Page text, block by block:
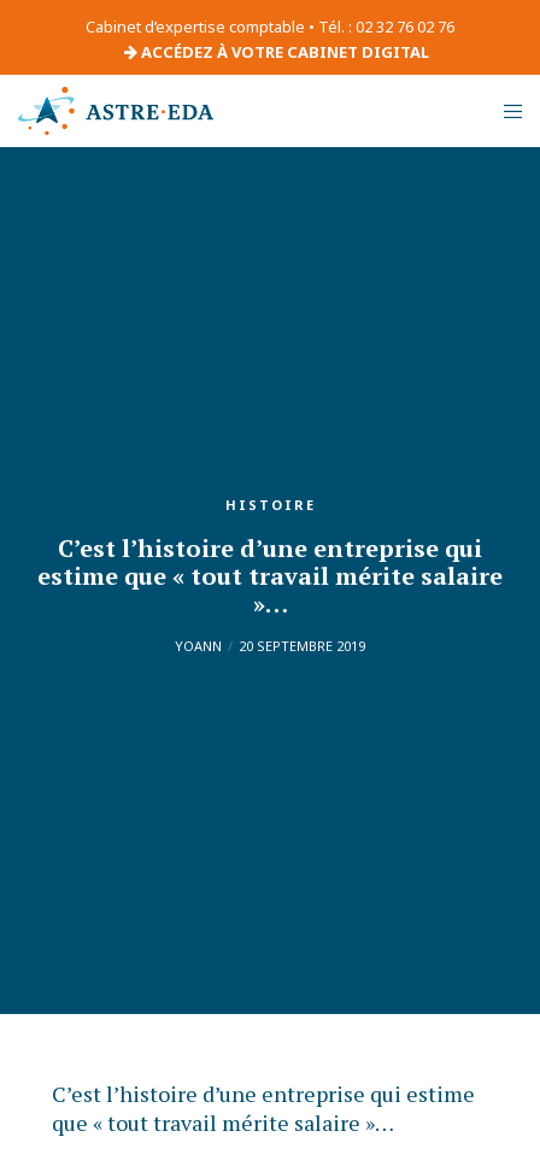
Cabinet d’expertise comptable • Tél. : 02 32 76 02 76
ACCÉDEZ À VOTRE CABINET DIGITAL
HISTOIRE
C’est l’histoire d’une entreprise qui
estime que « tout travail mérite salaire
»…
YOANN 20 SEPTEMBRE 2019
C’est l’histoire d’une entreprise qui estime
que « tout travail mérite salaire »…